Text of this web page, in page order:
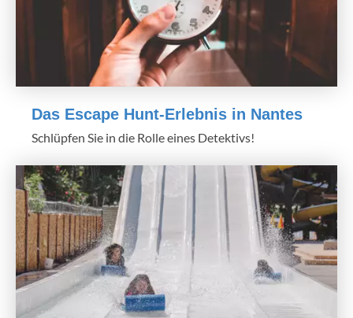
Das Escape Hunt-Erlebnis in Nantes
Schlüpfen Sie in die Rolle eines Detektivs!